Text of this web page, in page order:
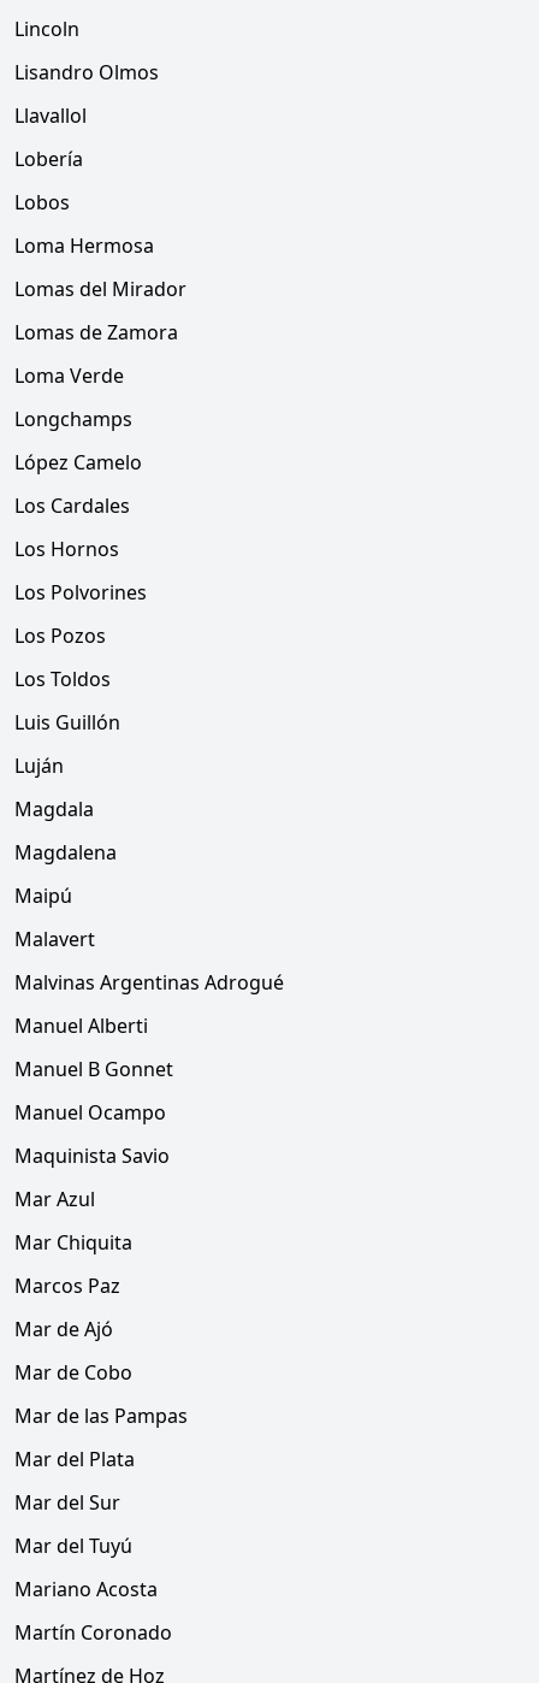
Lincoln
Lisandro Olmos
Llavallol
Lobería
Lobos
Loma Hermosa
Lomas del Mirador
Lomas de Zamora
Loma Verde
Longchamps
López Camelo
Los Cardales
Los Hornos
Los Polvorines
Los Pozos
Los Toldos
Luis Guillón
Luján
Magdala
Magdalena
Maipú
Malavert
Malvinas Argentinas Adrogué
Manuel Alberti
Manuel B Gonnet
Manuel Ocampo
Maquinista Savio
Mar Azul
Mar Chiquita
Marcos Paz
Mar de Ajó
Mar de Cobo
Mar de las Pampas
Mar del Plata
Mar del Sur
Mar del Tuyú
Mariano Acosta
Martín Coronado
Martínez de Hoz